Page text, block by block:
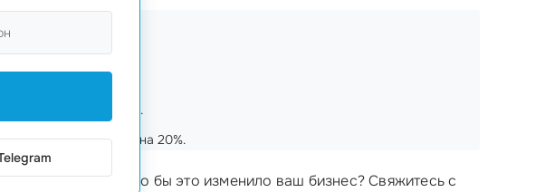
для тестирования.
прибыль более чем на 20%.
насколько бы это изменило ваш бизнес? Свяжитесь с